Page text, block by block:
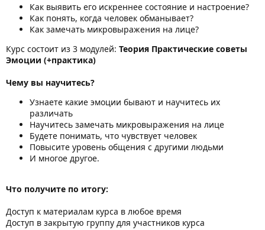
Как выявить его искреннее состояние и настроение?
Как понять, когда человек обманывает?
Как замечать микровыражения на лице?
Курс состоит из 3 модулей: Теория Практические советы
Эмоции (+практика)
Чему вы научитесь?
Узнаете какие эмоции бывают и научитесь их
различать
Научитесь замечать микровыражения на лице
Будете понимать, что чувствует человек
Повысите уровень общения с другими людьми
И многое другое.
Что получите по итогу:
Доступ к материалам курса в любое время
Доступ в закрытую группу для участников курса